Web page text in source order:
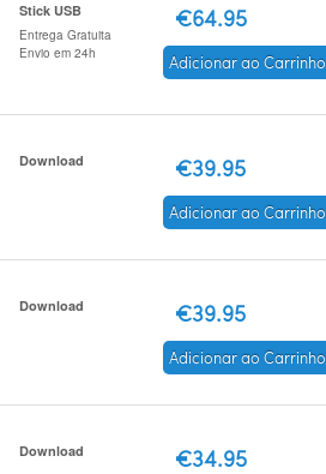
Stick USB
Entrega Gratuita
Envio em 24h
€64.95
Adicionar ao Carrinho
Download €39.95
Adicionar ao Carrinho
Download €39.95
Adicionar ao Carrinho
Download €34.95